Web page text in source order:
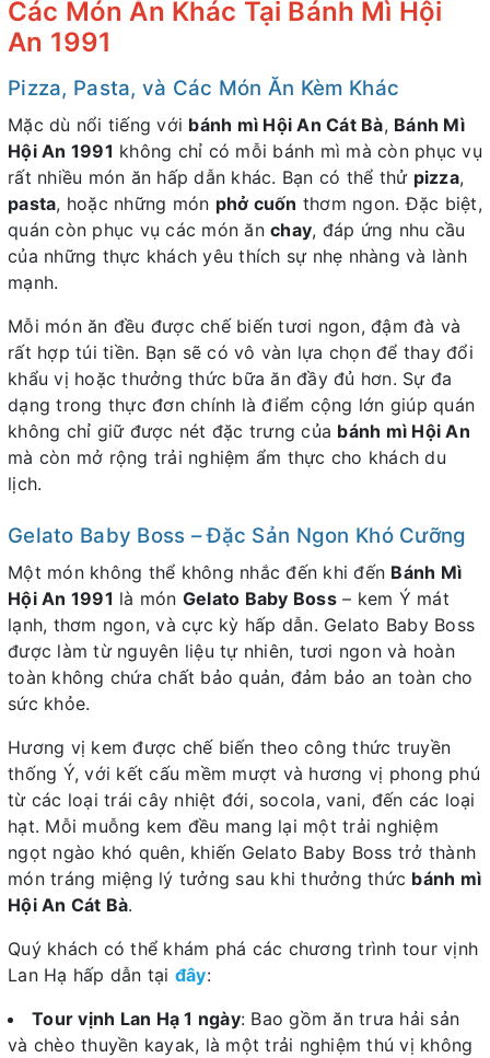
Các Món Ăn Khác Tại Bánh Mì Hội
An 1991
Pizza, Pasta, và Các Món Ăn Kèm Khác
Mặc dù nổi tiếng với bánh mì Hội An Cát Bà, Bánh Mì
Hội An 1991 không chỉ có mỗi bánh mì mà còn phục vụ
rất nhiều món ăn hấp dẫn khác. Bạn có thể thử pizza,
pasta, hoặc những món phở cuốn thơm ngon. Đặc biệt,
quán còn phục vụ các món ăn chay, đáp ứng nhu cầu
của những thực khách yêu thích sự nhẹ nhàng và lành
mạnh.
Mỗi món ăn đều được chế biến tươi ngon, đậm đà và
rất hợp túi tiền. Bạn sẽ có vô vàn lựa chọn để thay đổi
khẩu vị hoặc thưởng thức bữa ăn đầy đủ hơn. Sự đa
dạng trong thực đơn chính là điểm cộng lớn giúp quán
không chỉ giữ được nét đặc trưng của bánh mì Hội An
mà còn mở rộng trải nghiệm ẩm thực cho khách du
lịch.
Gelato Baby Boss – Đặc Sản Ngon Khó Cưỡng
Một món không thể không nhắc đến khi đến Bánh Mì
Hội An 1991 là món Gelato Baby Boss– kem Ý mát
lạnh, thơm ngon, và cực kỳ hấp dẫn. Gelato Baby Boss
được làm từ nguyên liệu tự nhiên, tươi ngon và hoàn
toàn không chứa chất bảo quản, đảm bảo an toàn cho
sức khỏe.
Hương vị kem được chế biến theo công thức truyền
thống Ý, với kết cấu mềm mượt và hương vị phong phú
từ các loại trái cây nhiệt đới, socola, vani, đến các loại
hạt. Mỗi muỗng kem đều mang lại một trải nghiệm
ngọt ngào khó quên, khiến Gelato Baby Boss trở thành
món tráng miệng lý tưởng sau khi thưởng thức bánh mì
Hội An Cát Bà.
Quý khách có thể khám phá các chương trình tour vịnh
Lan Hạ hấp dẫn tại đây:
Tour vịnh Lan Hạ 1 ngày: Bao gồm ăn trưa hải sản
và chèo thuyền kayak, là một trải nghiệm thú vị không